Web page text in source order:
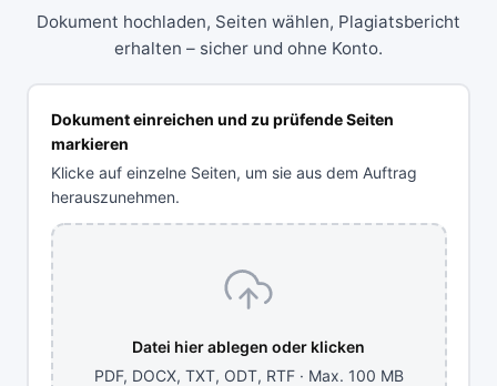
Dokument hochladen, Seiten wählen, Plagiatsbericht
erhalten – sicher und ohne Konto.
Dokument einreichen und zu prüfende Seiten
markieren
Klicke auf einzelne Seiten, um sie aus dem Auftrag
herauszunehmen.
Datei hier ablegen oder klicken
PDF, DOCX, TXT, ODT, RTF · Max. 100 MB